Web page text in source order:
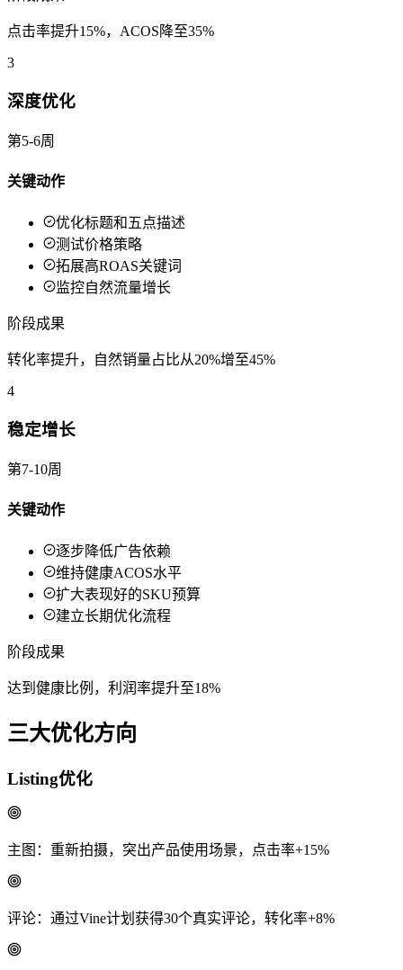
点击率提升15%，ACOS降至35%
3
深度优化
第5-6周
关键动作
优化标题和五点描述
测试价格策略
拓展高ROAS关键词
监控自然流量增长
阶段成果
转化率提升，自然销量占比从20%增至45%
4
稳定增长
第7-10周
关键动作
逐步降低广告依赖
维持健康ACOS水平
扩大表现好的SKU预算
建立长期优化流程
阶段成果
达到健康比例，利润率提升至18%
三大优化方向
Listing优化
主图：重新拍摄，突出产品使用场景，点击率+15%
评论：通过Vine计划获得30个真实评论，转化率+8%